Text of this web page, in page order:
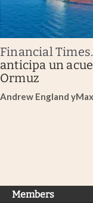
Financial Times.
anticipa un
Ormuz
Andrew England y
Members